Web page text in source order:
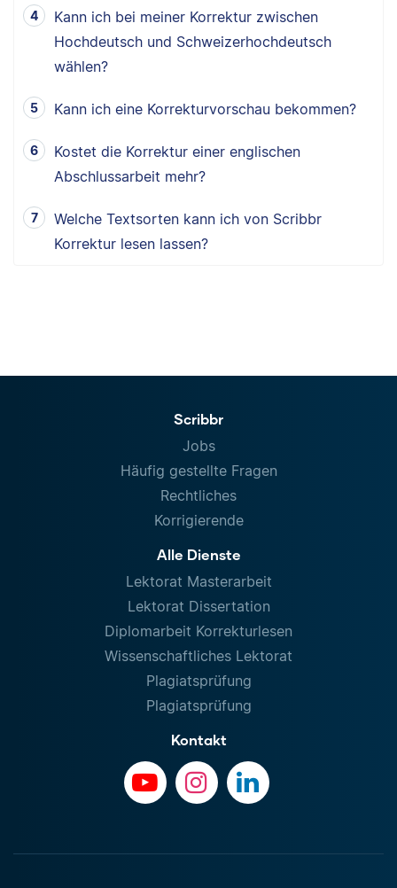
Kann ich bei meiner Korrektur zwischen
Hochdeutsch und Schweizerhochdeutsch
wählen?
Kann ich eine Korrekturvorschau bekommen?
Kostet die Korrektur einer englischen
Abschlussarbeit mehr?
Welche Textsorten kann ich von Scribbr
Korrektur lesen lassen?
Scribbr
Jobs
Häufig gestellte Fragen
Rechtliches
Korrigierende
Alle Dienste
Lektorat Masterarbeit
Lektorat Dissertation
Diplomarbeit Korrekturlesen
Wissenschaftliches Lektorat
Plagiatsprüfung
Plagiatsprüfung
Kontakt